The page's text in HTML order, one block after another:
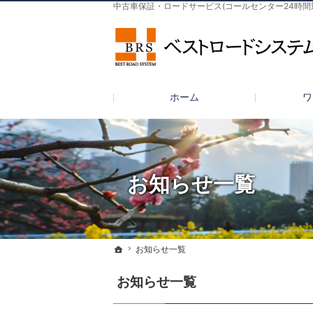
お知らせ一覧
中古車保証・ロードサービス(コールセンター24時
ホーム
お知らせ一覧
お知らせ一覧
ホーム
お知らせ一覧
ホーム